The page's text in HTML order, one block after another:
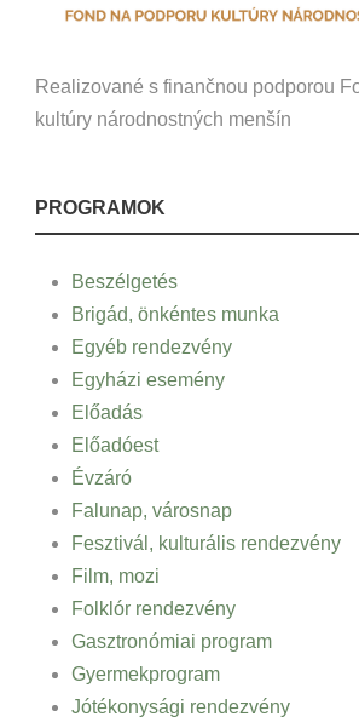
Realizované s finančnou podporou
kultúry národnostných menšín
PROGRAMOK
Beszélgetés
Brigád, önkéntes munka
Egyéb rendezvény
Egyházi esemény
Előadás
Előadóest
Évzáró
Falunap, városnap
Fesztivál, kulturális rendezvény
Film, mozi
Folklór rendezvény
Gasztronómiai program
Gyermekprogram
Jótékonysági rendezvény